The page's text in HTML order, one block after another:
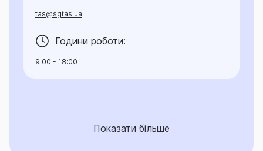
tas@sgtas.ua
Години роботи:
9:00 - 18:00
Показати більше